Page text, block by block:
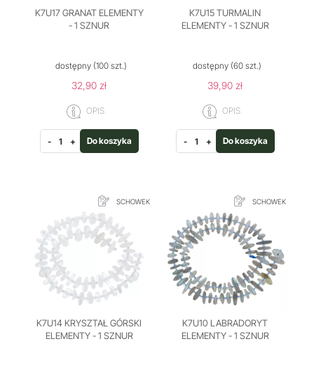
K7U17 GRANAT ELEMENTY
- 1 SZNUR
dostępny(100 szt.)
32,90 zł
OPIS
- + Do koszyka
K7U15 TURMALIN
ELEMENTY - 1 SZNUR
dostępny(60 szt.)
39,90 zł
OPIS
- + Do koszyka
SCHOWEK
K7U14 KRYSZTAŁ GÓRSKI
ELEMENTY - 1 SZNUR
SCHOWEK
K7U10 LABRADORYT
ELEMENTY - 1 SZNUR